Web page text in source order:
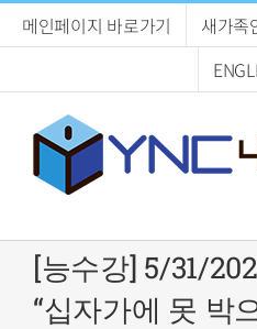
메인페이지 바로가기 새가족
[능수강] 5/31/
“십자가에 못 박